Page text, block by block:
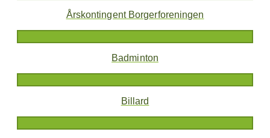
Årskontingent Borgerforeningen
Badminton
Billard